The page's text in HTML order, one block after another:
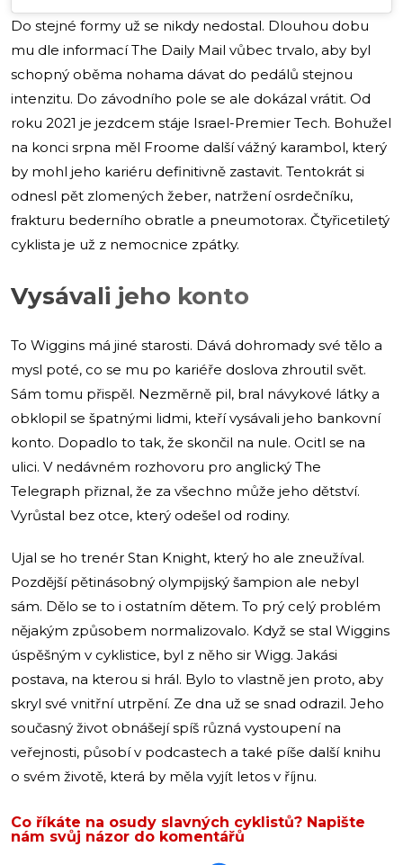
Do stejné formy už se nikdy nedostal. Dlouhou dobu
mu dle informací The Daily Mail vůbec trvalo, aby byl
schopný oběma nohama dávat do pedálů stejnou
intenzitu. Do závodního pole se ale dokázal vrátit. Od
roku 2021 je jezdcem stáje Israel-Premier Tech. Bohužel
na konci srpna měl Froome další vážný karambol, který
by mohl jeho kariéru definitivně zastavit. Tentokrát si
odnesl pět zlomených žeber, natržení osrdečníku,
frakturu bederního obratle a pneumotorax. Čtyřicetiletý
cyklista je už z nemocnice zpátky.
Vysávali jeho konto
To Wiggins má jiné starosti. Dává dohromady své tělo a
mysl poté, co se mu po kariéře doslova zhroutil svět.
Sám tomu přispěl. Nezměrně pil, bral návykové látky a
obklopil se špatnými lidmi, kteří vysávali jeho bankovní
konto. Dopadlo to tak, že skončil na nule. Ocitl se na
ulici. V nedávném rozhovoru pro anglický The
Telegraph přiznal, že za všechno může jeho dětství.
Vyrůstal bez otce, který odešel od rodiny.
Ujal se ho trenér Stan Knight, který ho ale zneužíval.
Pozdější pětinásobný olympijský šampion ale nebyl
sám. Dělo se to i ostatním dětem. To prý celý problém
nějakým způsobem normalizovalo. Když se stal Wiggins
úspěšným v cyklistice, byl z něho sir Wigg. Jakási
postava, na kterou si hrál. Bylo to vlastně jen proto, aby
skryl své vnitřní utrpění. Ze dna už se snad odrazil. Jeho
současný život obnášejí spíš různá vystoupení na
veřejnosti, působí v podcastech a také píše další knihu
o svém životě, která by měla vyjít letos v říjnu.
Co říkáte na osudy slavných cyklistů? Napište
nám svůj názor do komentářů